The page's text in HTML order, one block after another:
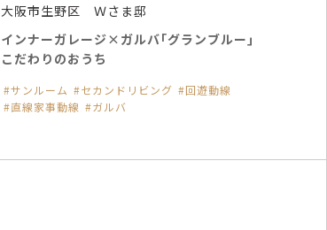
大阪市生野区 Ｗさま邸
インナーガレージ×ガルバ｢グランブルー｣
こだわりのおうち
サンルーム セカンドリビング
回遊動線
直線家事動線
ガルバ